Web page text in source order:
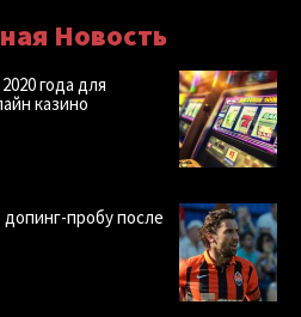
Новость
года для
казино
пробу после